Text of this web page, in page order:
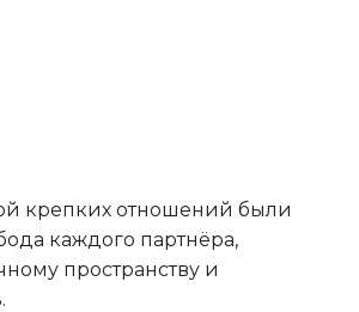
крепких отношений были
каждого партнёра,
пространству и